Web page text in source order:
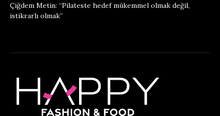
Çiğdem Metin: “Pilateste hedef mükemmel olmak değil,
istikrarlı olmak”